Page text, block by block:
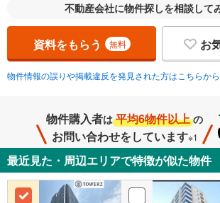
不動産会社に物件探しを相談して
資料をもらう 無料 お
物件情報の誤りや掲載違反を発見された方はこちらから
物件購入者は 平均6物件以上 の
お問い合わせをしています※1
最近見た・周辺エリアで特徴が似た物件